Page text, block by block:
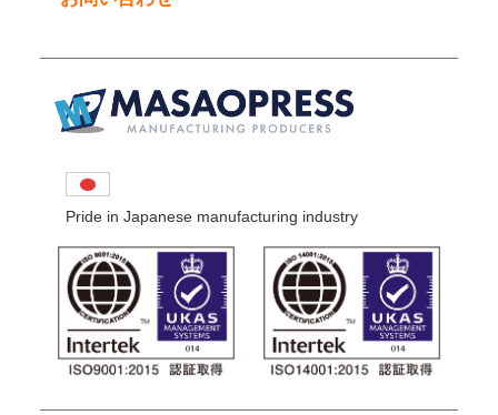
Pride in Japanese manufacturing industry